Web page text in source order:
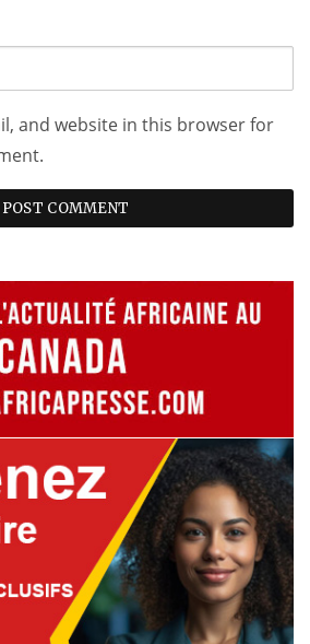
and website in this browser for